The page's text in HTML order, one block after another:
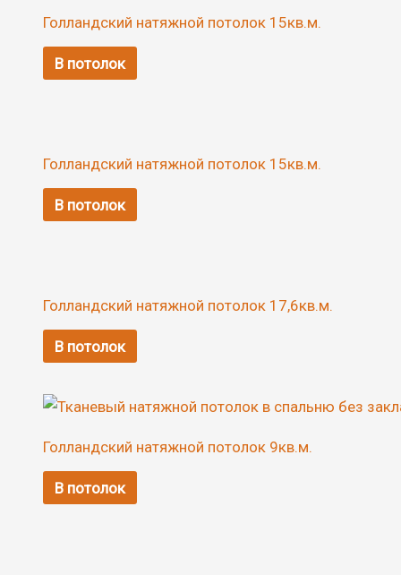
Голландский натяжной потолок 15кв.м.
В потолок
Голландский натяжной потолок 15кв.м.
В потолок
Голландский натяжной потолок 17,6кв.м.
В потолок
Голландский натяжной потолок 9кв.м.
В потолок